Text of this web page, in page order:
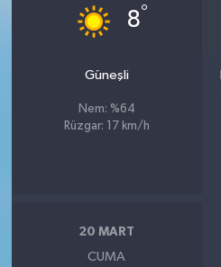
8°
Güneşli
Nem: %64
Rüzgar: 17 km/h
20 MART
CUMA